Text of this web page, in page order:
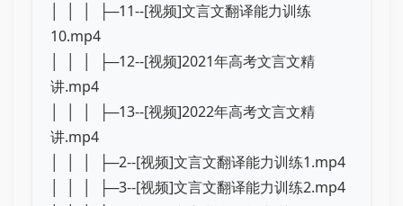
│ │ │ ├─11--[视频]文言文翻译能力训练
10.mp4
│ │ │ ├─12--[视频]2021年高考文言文精
讲.mp4
│ │ │ ├─13--[视频]2022年高考文言文精
讲.mp4
│ │ │ ├─2--[视频]文言文翻译能力训练1.mp4
│ │ │ ├─3--[视频]文言文翻译能力训练2.mp4